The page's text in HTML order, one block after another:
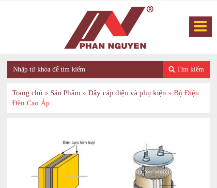
Tìm kiếm
Trang chủ » Sản Phẩm » Dây cáp điện và phụ kiện » Bộ Điện
Đèn Cao Áp